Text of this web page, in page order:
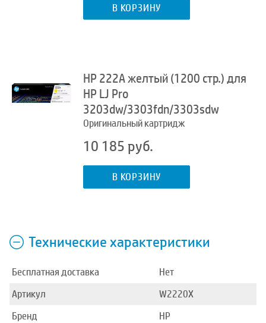
В КОРЗИНУ
HP 222A желтый (1200 стр.) для
HP LJ Pro
3203dw/3303fdn/3303sdw
Оригинальный картридж
10 185 руб.
В КОРЗИНУ
Технические характеристики
Бесплатная доставка
Нет
Артикул
W2220X
Бренд
HP